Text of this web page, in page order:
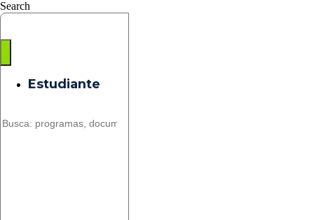
Saltar
al
Search
Estudiante